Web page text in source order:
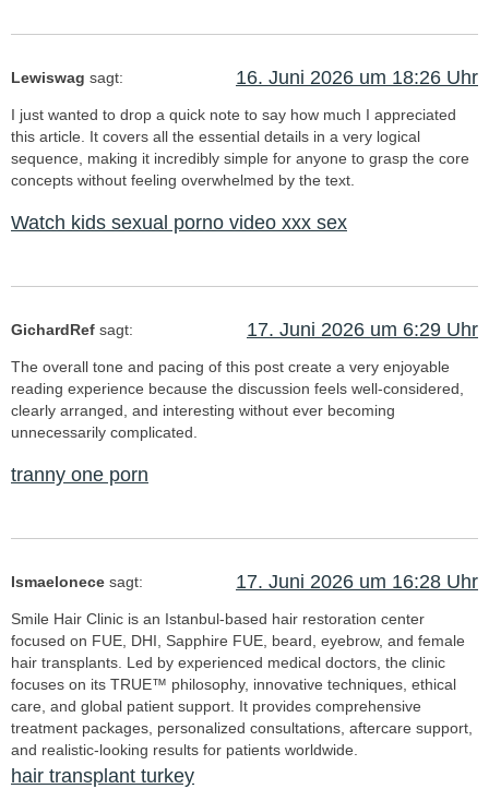
Lewiswag sagt: 16. Juni 2026 um 18:26 Uhr
I just wanted to drop a quick note to say how much I appreciated
this article. It covers all the essential details in a very logical
sequence, making it incredibly simple for anyone to grasp the core
concepts without feeling overwhelmed by the text.
Watch kids sexual porno video xxx sex
GichardRef sagt: 17. Juni 2026 um 6:29 Uhr
The overall tone and pacing of this post create a very enjoyable
reading experience because the discussion feels well-considered,
clearly arranged, and interesting without ever becoming
unnecessarily complicated.
tranny one porn
Ismaelonece sagt: 17. Juni 2026 um 16:28 Uhr
Smile Hair Clinic is an Istanbul-based hair restoration center
focused on FUE, DHI, Sapphire FUE, beard, eyebrow, and female
hair transplants. Led by experienced medical doctors, the clinic
focuses on its TRUE™ philosophy, innovative techniques, ethical
care, and global patient support. It provides comprehensive
treatment packages, personalized consultations, aftercare support,
and realistic-looking results for patients worldwide.
hair transplant turkey